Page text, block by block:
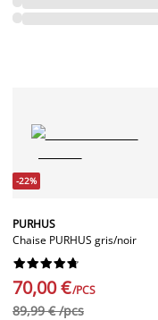
-22%
PURHUS
Chaise PURHUS gris/noir






70,00 €/PCS
89,99 € /pcs